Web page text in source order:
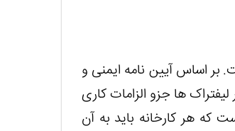
بر اساس آیین نامه ایمنی و
ها جزو الزامات کاری
هر کارخانه باید به آن